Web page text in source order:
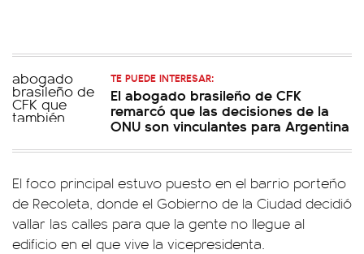
TE PUEDE INTERESAR:
El abogado brasileño de CFK
remarcó que las decisiones de la
ONU son vinculantes para Argentina
El foco principal estuvo puesto en el barrio porteño
de Recoleta, donde el Gobierno de la Ciudad decidió
vallar las calles para que la gente no llegue al
edificio en el que vive la vicepresidenta.